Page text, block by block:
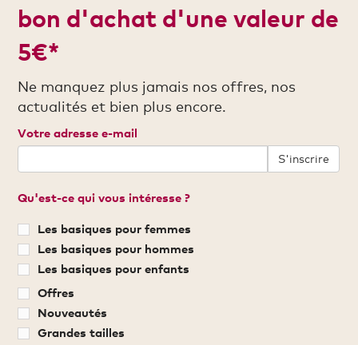
bon d'achat d'une valeur de
5€*
Ne manquez plus jamais nos offres, nos
actualités et bien plus encore.
Votre adresse e-mail
S'inscrire
Qu'est-ce qui vous intéresse ?
Les basiques pour femmes
Les basiques pour hommes
Les basiques pour enfants
Offres
Nouveautés
Grandes tailles